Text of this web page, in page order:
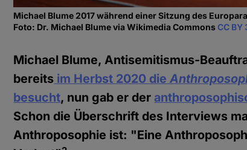
Michael Blume 2017 während einer Sitzung des
Foto: Dr. Michael Blume via Wikimedia CommonsCC BY
Michael Blume, Antisemitismus-
bereits im Herbst 2020 die
besucht, nun gab er der
Schon die Überschrift des Interviews
Anthroposophie ist: "Eine